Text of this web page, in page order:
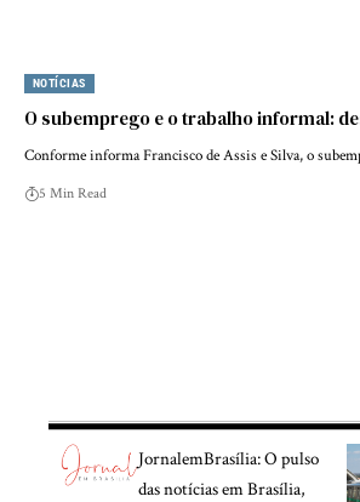
NOTÍCIAS
O subemprego e o trabalho informal:
Conforme informa Francisco de Assis e Silva, o
5 Min Read
JornalemBrasília: O pulso
das notícias em Brasília,